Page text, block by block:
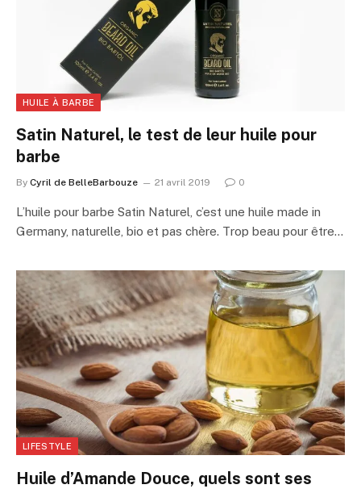
HUILE À BARBE
Satin Naturel, le test de leur huile pour
barbe
By Cyril de BelleBarbouze 21 avril 2019 0
L’huile pour barbe Satin Naturel, c’est une huile made in
Germany, naturelle, bio et pas chère. Trop beau pour être…
LIFESTYLE
Huile d’Amande Douce, quels sont ses